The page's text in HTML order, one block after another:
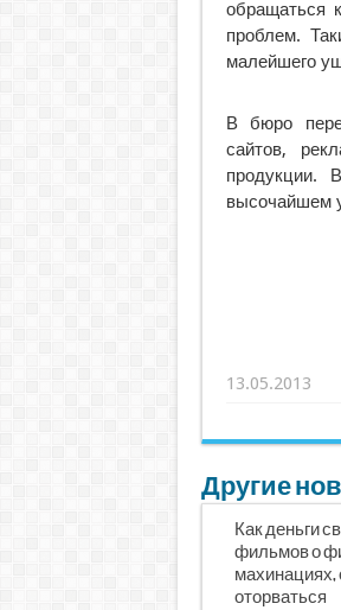
обращаться
проблем.
малейшего
В бюро
сайтов,
продукции.
высочайшем
13.05.2013
Другие
Как деньги
фильмов о
махинациях,
оторваться